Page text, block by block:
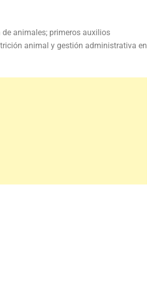
animales; primeros auxilios
animal y gestión administrativa en